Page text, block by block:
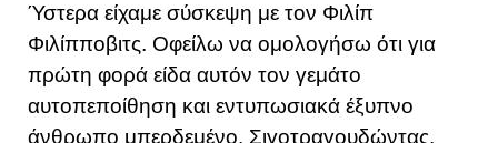
Ύστερα είχαμε σύσκεψη με τον Φιλίπ
Φιλίπποβιτς. Οφείλω να ομολογήσω ότι για
πρώτη φορά είδα αυτόν τον γεμάτο
αυτοπεποίθηση και εντυπωσιακά έξυπνο
άνθρωπο μπερδεμένο. Σιγοτραγουδώντας,